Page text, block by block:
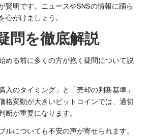
賢明です。ニュースやSNSの情報に踊ら
心がけましょう。
問を徹底解説
める前に多くの方が抱く疑問について説
入のタイミング」と「売却の判断基準」
格変動が大きいビットコインでは、適切
断が重要になります。
ルについても不安の声が寄せられます。